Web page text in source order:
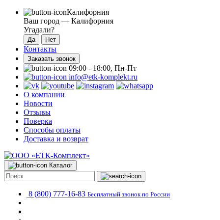
Калифорния
Ваш город — Калифорния
Угадали?
Контакты
Заказать звонок
09:00 - 18:00, Пн-Пт
info@etk-komplekt.ru
О компании
Новости
Отзывы
Поверка
Способы оплаты
Доставка и возврат
Каталог
8 (800) 777-16-83 Бесплатный звонок по России